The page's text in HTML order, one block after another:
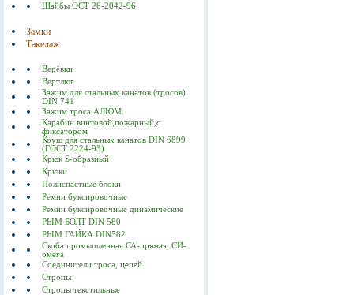
Шайбы ОСТ 26-2042-96
Замки
Такелаж
Верёвки
Вертлюг
Зажим для стальных канатов (тросов)
DIN 741
Зажим троса АЛЮМ.
Карабин винтовой,пожарный,с
фиксатором
Коуш для стальных канатов DIN 6899
(ГОСТ 2224-93)
Крюк S-образный
Крюки
Полиспастные блоки
Ремни буксировочные
Ремни буксировочные динамические
РЫМ БОЛТ DIN 580
РЫМ ГАЙКА DIN582
Скоба промышленная СА-прямая, СИ-
омега
Соединители троса, цепей
Стропы
Стропы текстильные